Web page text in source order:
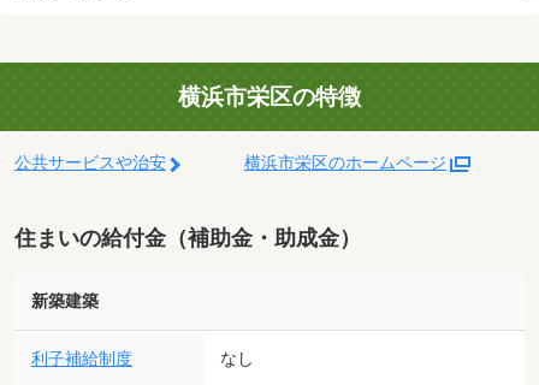
横浜市栄区の特徴
公共サービスや治安 横浜市栄区のホームページ
住まいの給付金（補助金・助成金）
新築建築
利子補給制度 なし